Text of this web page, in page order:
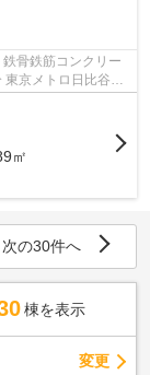
㎡
次の30件へ
棟を表示
変更